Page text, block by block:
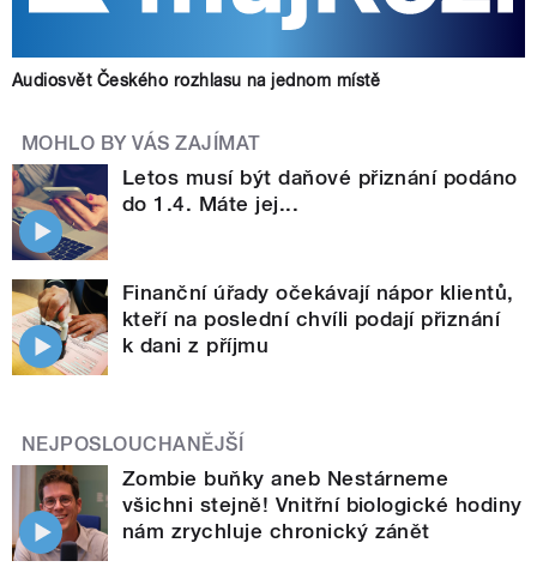
Audiosvět Českého rozhlasu na jednom místě
MOHLO BY VÁS ZAJÍMAT
Letos musí být daňové přiznání podáno
do 1.4. Máte jej...
Finanční úřady očekávají nápor klientů,
kteří na poslední chvíli podají přiznání
k dani z příjmu
NEJPOSLOUCHANĚJŠÍ
Zombie buňky aneb Nestárneme
všichni stejně! Vnitřní biologické hodiny
nám zrychluje chronický zánět